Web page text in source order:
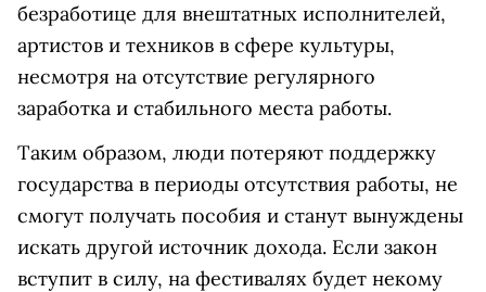
безработице для внештатных исполнителей,
артистов и техников в сфере культуры,
несмотря на отсутствие регулярного
заработка и стабильного места работы.
Таким образом, люди потеряют поддержку
государства в периоды отсутствия работы, не
смогут получать пособия и станут вынуждены
искать другой источник дохода. Если закон
вступит в силу, на фестивалях будет некому